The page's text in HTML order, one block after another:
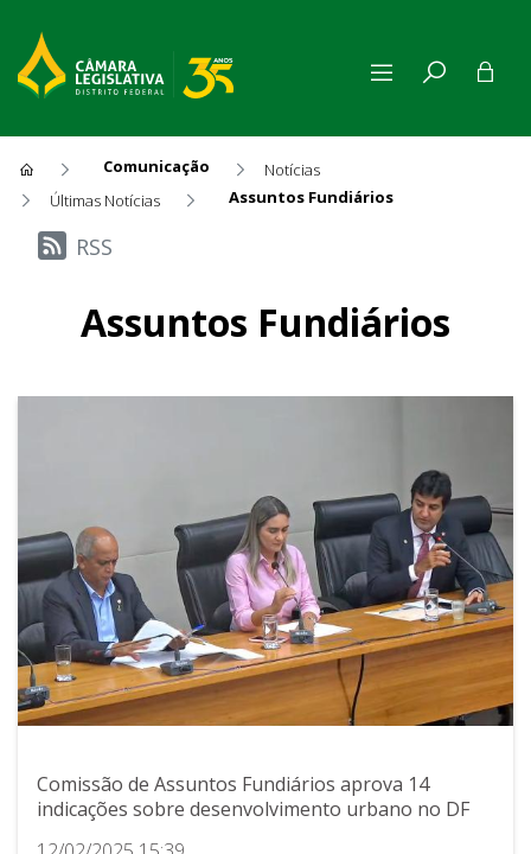
Comunicação
Notícias
Últimas Notícias
Assuntos Fundiários
Últimas Notícias
RSS
Assuntos Fundiários
Comissão de Assuntos Fundiários aprova 14
indicações sobre desenvolvimento urbano no DF